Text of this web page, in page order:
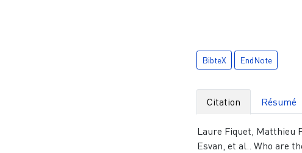
BibteX EndNote
Citation Résumé
Laure Fiquet, Matthieu
Esvan, et al.. Who are